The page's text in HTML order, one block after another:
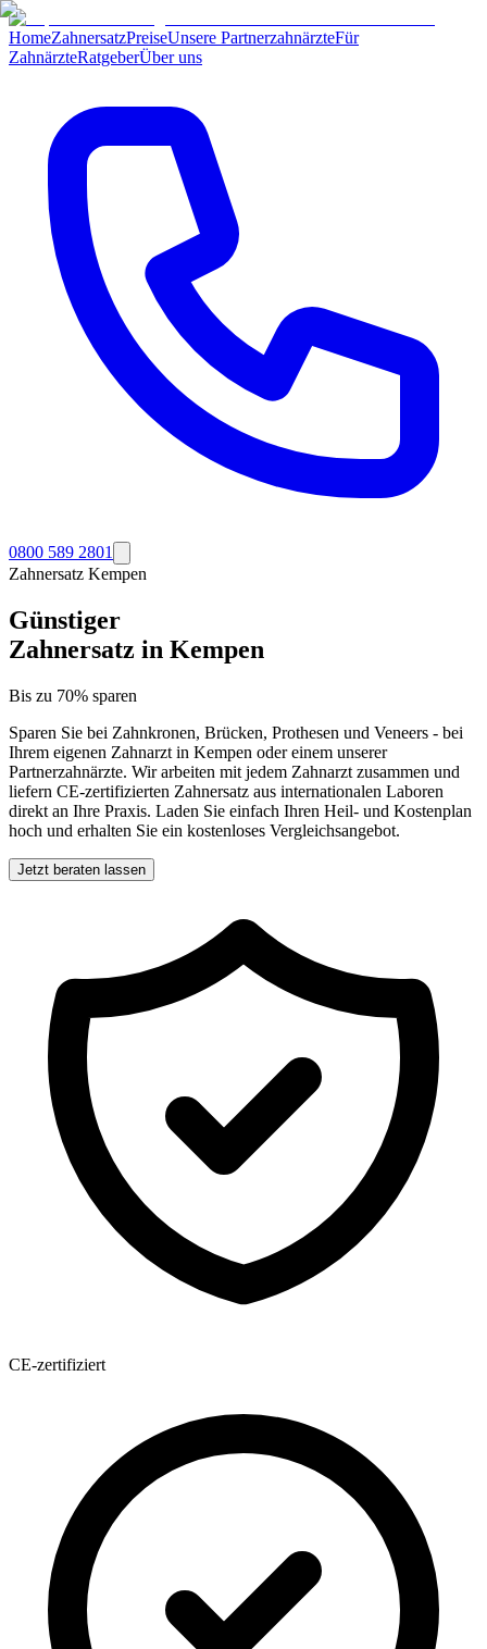
HomeZahnersatzPreiseUnsere PartnerzahnärzteFür
ZahnärzteRatgeberÜber uns
0800 589 2801
Zahnersatz Kempen
Günstiger
Zahnersatz in Kempen
Bis zu 70% sparen
Sparen Sie bei Zahnkronen, Brücken, Prothesen und Veneers - bei
Ihrem eigenen Zahnarzt in Kempen oder einem unserer
Partnerzahnärzte. Wir arbeiten mit jedem Zahnarzt zusammen und
liefern CE-zertifizierten Zahnersatz aus internationalen Laboren
direkt an Ihre Praxis. Laden Sie einfach Ihren Heil- und Kostenplan
hoch und erhalten Sie ein kostenloses Vergleichsangebot.
Jetzt beraten lassen
CE-zertifiziert